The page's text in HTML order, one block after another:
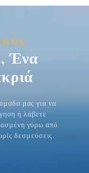
Ένα
μας για να
ή λάβετε
γύρω από
δεσμεύσεις.